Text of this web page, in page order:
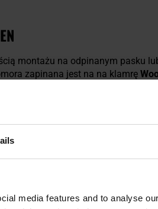
media features and to analyse
montażu na odpinanym pasku
zapinana jest na na klamrę
modelu Foxhole do taśm